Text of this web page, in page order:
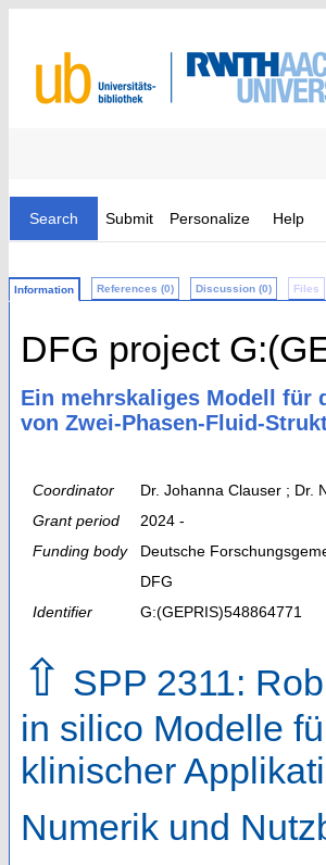
Search Submit Personalize Help
Information References (0) Discussion (0) Files
DFG project
Ein mehrskaliges Modell für
von Zwei-Phasen-Fluid-
Coordinator
Dr. Johanna Clauser ; Dr.
Grant period
2024 -
Funding body
Deutsche
DFG
Identifier
G:(GEPRIS)548864771
⇧ SPP 2311:
in silico Modelle
klinischer
Numerik und